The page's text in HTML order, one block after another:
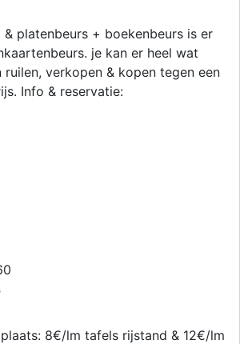
& platenbeurs + boekenbeurs is er
je kan er heel wat
verkopen & kopen tegen een
Info & reservatie:
8€/lm tafels rijstand & 12€/lm